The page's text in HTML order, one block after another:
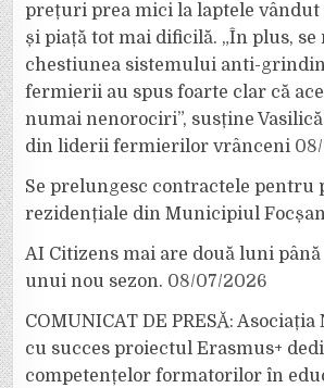
prețuri prea mici la laptele
și piață tot mai dificilă. „În plus, se
chestiunea sistemului anti-
fermierii au spus foarte clar că
numai nenorociri”, susține
din liderii fermierilor vrânceni
Se prelungesc contractele pentru
rezidențiale din Municipiul
AI Citizens mai are două luni
unui nou sezon. 08/07/2026
COMUNICAT DE PRESĂ:
cu succes proiectul Erasmus+
competențelor formatorilor în